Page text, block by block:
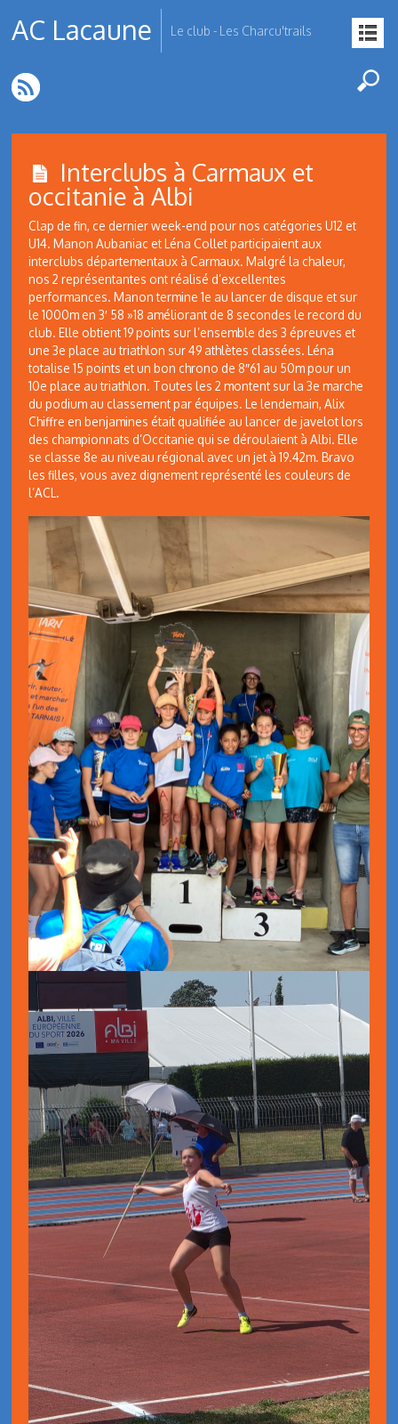
AC Lacaune Le club - Les Charcu'trails
Interclubs à Carmaux et
occitanie à Albi
Clap de fin, ce dernier week-end pour nos catégories U12 et
U14. Manon Aubaniac et Léna Collet participaient aux
interclubs départementaux à Carmaux. Malgré la chaleur,
nos 2 représentantes ont réalisé d’excellentes
performances. Manon termine 1e au lancer de disque et sur
le 1000m en 3′ 58 »18 améliorant de 8 secondes le record du
club. Elle obtient 19 points sur l’ensemble des 3 épreuves et
une 3e place au triathlon sur 49 athlètes classées. Léna
totalise 15 points et un bon chrono de 8″61 au 50m pour un
10e place au triathlon. Toutes les 2 montent sur la 3e marche
du podium au classement par équipes. Le lendemain, Alix
Chiffre en benjamines était qualifiée au lancer de javelot lors
des championnats d’Occitanie qui se déroulaient à Albi. Elle
se classe 8e au niveau régional avec un jet à 19.42m. Bravo
les filles, vous avez dignement représenté les couleurs de
l’ACL.